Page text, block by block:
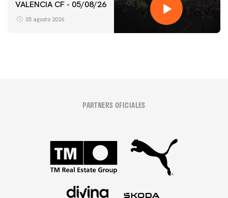
VALENCIA CF - 05/08/26
05 agosto 2026
PARTNERS OFICIALES